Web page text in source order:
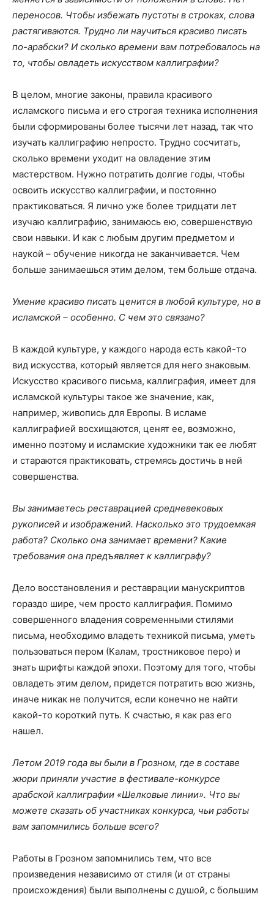
переносов. Чтобы избежать пустоты в строках, слова
растягиваются. Трудно ли научиться красиво писать
по-арабски? И сколько времени вам потребовалось на
то, чтобы овладеть искусством каллиграфии?
В целом, многие законы, правила красивого
исламского письма и его строгая техника исполнения
были сформированы более тысячи лет назад, так что
изучать каллиграфию непросто. Трудно сосчитать,
сколько времени уходит на овладение этим
мастерством. Нужно потратить долгие годы, чтобы
освоить искусство каллиграфии, и постоянно
практиковаться. Я лично уже более тридцати лет
изучаю каллиграфию, занимаюсь ею, совершенствую
свои навыки. И как с любым другим предметом и
наукой – обучение никогда не заканчивается. Чем
больше занимаешься этим делом, тем больше отдача.
Умение красиво писать ценится в любой культуре, но в
исламской – особенно. С чем это связано?
В каждой культуре, у каждого народа есть какой-то
вид искусства, который является для него знаковым.
Искусство красивого письма, каллиграфия, имеет для
исламской культуры такое же значение, как,
например, живопись для Европы. В исламе
каллиграфией восхищаются, ценят ее, возможно,
именно поэтому и исламские художники так ее любят
и стараются практиковать, стремясь достичь в ней
совершенства.
Вы занимаетесь реставрацией средневековых
рукописей и изображений. Насколько это трудоемкая
работа? Сколько она занимает времени? Какие
требования она предъявляет к каллиграфу?
Дело восстановления и реставрации манускриптов
гораздо шире, чем просто каллиграфия. Помимо
совершенного владения современными стилями
письма, необходимо владеть техникой письма, уметь
пользоваться пером (Калам, тростниковое перо) и
знать шрифты каждой эпохи. Поэтому для того, чтобы
овладеть этим делом, придется потратить всю жизнь,
иначе никак не получится, если конечно не найти
какой-то короткий путь. К счастью, я как раз его
нашел.
Летом 2019 года вы были в Грозном, где в составе
жюри приняли участие в фестивале-конкурсе
арабской каллиграфии «Шелковые линии». Что вы
можете сказать об участниках конкурса, чьи работы
вам запомнились больше всего?
Работы в Грозном запомнились тем, что все
произведения независимо от стиля (и от страны
происхождения) были выполнены с душой, с большим